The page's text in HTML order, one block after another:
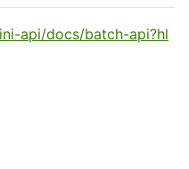
api/docs/batch-api?hl